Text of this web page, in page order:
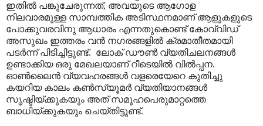
ഇതിൽ പങ്കുചേരുന്നത്, അവയുടെ ആഗോള
നിലവാരമുള്ള സാമ്പത്തിക അടിസ്ഥനമാണ് ആളുകളുടെ
പോക്കുവരവിനു ആധാരം എന്നതുകൊണ്ട് കോവ്വിഡ്
അസുഖം ഇത്തരം വൻ നഗരങ്ങളിൽ ക്രമാതീതമായി
പടർന്ന് പിടിച്ചിട്ടുണ്ട്. ലോക് ഡൗൺ വ്യതിചലനങ്ങൾ
ഉണ്ടാക്കിയ ഒരു മേഖലയാണ് റീടെയിൽ വിൽപ്പന.
ഓൺലൈൻ വ്യവഹരങ്ങൾ വളരെയേറെ കുതിച്ചു
കയറിയ കാലം കൺസ്യൂമർ വ്യതിയാനങ്ങൾ
സൃഷ്ടിയ്ക്കുകയും അത് സമൂഹപെരുമാറ്റത്തെ
ബാധിയ്ക്കുകയും ചെയ്തിട്ടുണ്ട്.